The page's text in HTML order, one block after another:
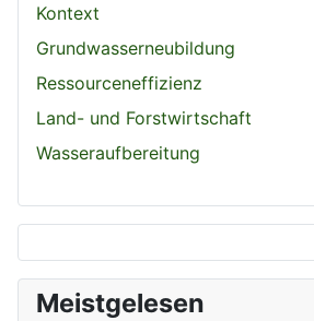
Kontext
Grundwasserneubildung
Ressourceneffizienz
Land- und Forstwirtschaft
Wasseraufbereitung
Meistgelesen